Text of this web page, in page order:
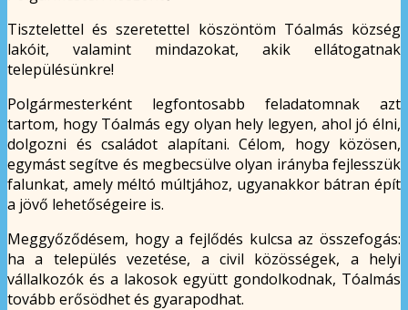
Tisztelettel és szeretettel köszöntöm Tóalmás község
lakóit, valamint mindazokat, akik ellátogatnak
településünkre!
Polgármesterként legfontosabb feladatomnak azt
tartom, hogy Tóalmás egy olyan hely legyen, ahol jó élni,
dolgozni és családot alapítani. Célom, hogy közösen,
egymást segítve és megbecsülve olyan irányba fejlesszük
falunkat, amely méltó múltjához, ugyanakkor bátran épít
a jövő lehetőségeire is.
Meggyőződésem, hogy a fejlődés kulcsa az összefogás:
ha a település vezetése, a civil közösségek, a helyi
vállalkozók és a lakosok együtt gondolkodnak, Tóalmás
tovább erősödhet és gyarapodhat.